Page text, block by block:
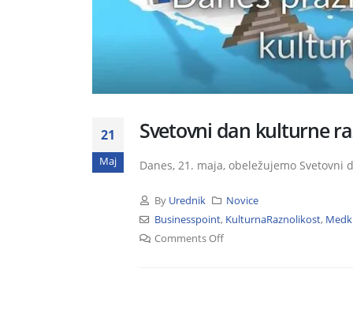
21
Maj
Svetovni dan kulturne
Danes, 21. maja, obeležujemo
By Urednik
Novice
Businesspoint, KulturnaRaznolikost,
Comments Off